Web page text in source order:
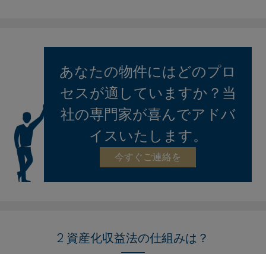
あなたの物件にはどのプロ
セスが適していますか？当
社の専門家が喜んでアドバ
イスいたします。
今すぐご連絡を
2 資産化収益法の仕組みは？